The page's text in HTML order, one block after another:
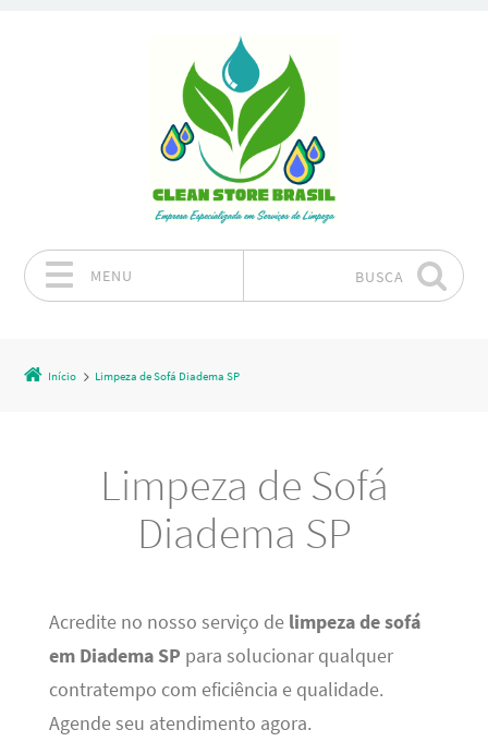
MENU BUSCA
Início Limpeza de Sofá Diadema SP
Limpeza de Sofá
Diadema SP
Acredite no nosso serviço de limpeza de sofá
em Diadema SP para solucionar qualquer
contratempo com eficiência e qualidade.
Agende seu atendimento agora.